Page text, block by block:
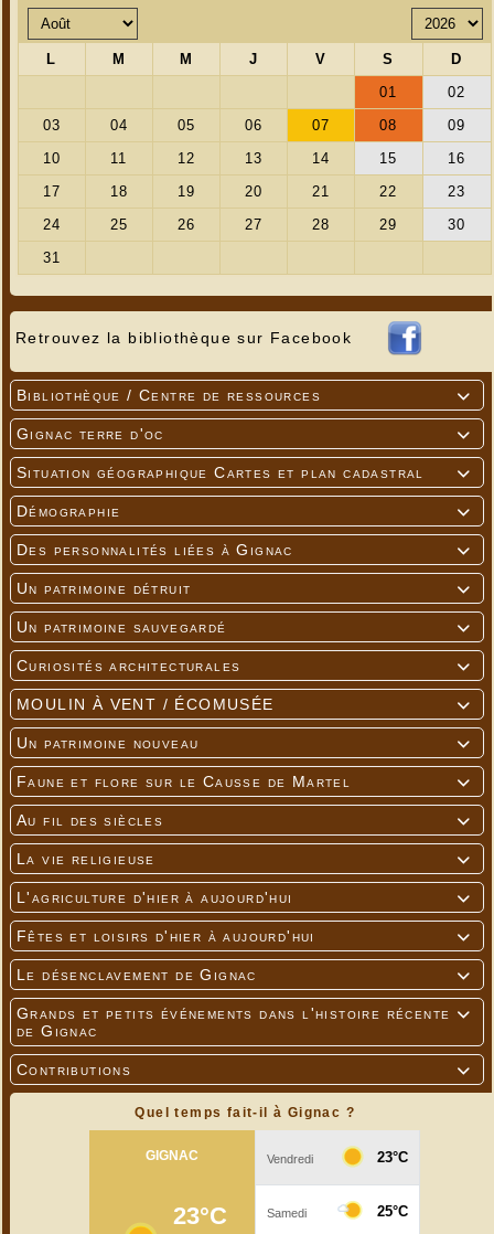
Retrouvez la bibliothèque sur Facebook

Bibliothèque / Centre de ressources

Gignac terre d'oc

Situation géographique Cartes et plan cadastral

Démographie

Des personnalités liées à Gignac

Un patrimoine détruit

Un patrimoine sauvegardé

Curiosités architecturales

MOULIN À VENT / ÉCOMUSÉE

Un patrimoine nouveau

Faune et flore sur le Causse de Martel

Au fil des siècles

La vie religieuse

L'agriculture d'hier à aujourd'hui

Fêtes et loisirs d'hier à aujourd'hui

Le désenclavement de Gignac

Grands et petits événements dans l'histoire récente
de Gignac

Contributions
Quel temps fait-il à Gignac ?
---
Vous pouvez visionner la bande annonce du film ci-dessous
(commentaires en anglais mais les personnes filmées parlent en
français !!!).
https://vimeo.com/199741481